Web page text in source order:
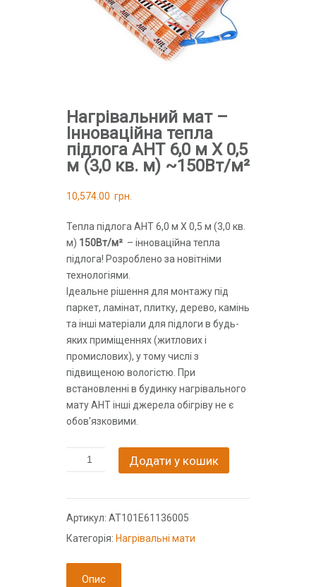
Нагрівальний мат –
Інноваційна тепла
підлога AHT 6,0 м Х 0,5
м (3,0 кв. м) ~150Вт/м²
10,574.00 грн.
Тепла підлога AHT 6,0 м Х 0,5 м (3,0 кв.
м) 150Вт/м² – інноваційна тепла
підлога! Розроблено за новітніми
технологіями.
Ідеальне рішення для монтажу під
паркет, ламінат, плитку, дерево, камінь
та інші матеріали для підлоги в будь-
яких приміщеннях (житлових і
промислових), у тому числі з
підвищеною вологістю. При
встановленні в будинку нагрівального
мату АНТ інші джерела обігріву не є
обов'язковими.
Додати у кошик
Артикул: AT101E61136005
Категорія: Нагрівальні мати
Опис